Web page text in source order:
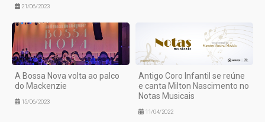
21/06/2023
A Bossa Nova volta ao palco
do Mackenzie
15/06/2023
Antigo Coro Infantil se reúne
e canta Milton Nascimento no
Notas Musicais
11/04/2022